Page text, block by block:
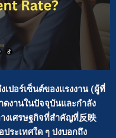
เปอร์เซ็นต์ของแรงงาน (ผู้ที่
ดงานในปัจจุบันและกำลัง
งเศรษฐกิจที่สำคัญที่反映
ระเทศใด ๆ บ่งบอกถึง